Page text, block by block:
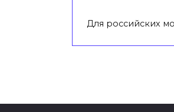
Для российских